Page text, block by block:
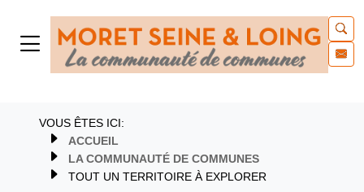
VOUS ÊTES ICI:
ACCUEIL
LA COMMUNAUTÉ DE COMMUNES
TOUT UN TERRITOIRE À EXPLORER